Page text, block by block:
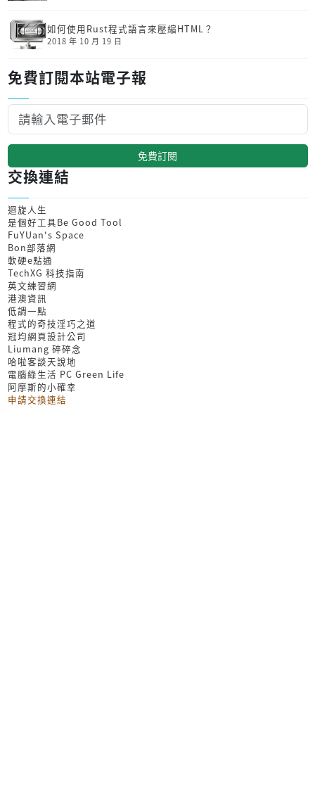
如何使用Rust程式語言來壓縮HTML？
2018 年 10 月 19 日
免費訂閱本站電子報
免費訂閱
交換連結
迴旋人生
是個好工具Be Good Tool
FuYUan's Space
Bon部落網
軟硬e點通
TechXG 科技指南
英文練習網
港澳資訊
低調一點
程式的奇技淫巧之道
冠均網頁設計公司
Liumang 碎碎念
哈啦客談天說地
電腦綠生活 PC Green Life
阿摩斯的小確幸
申請交換連結